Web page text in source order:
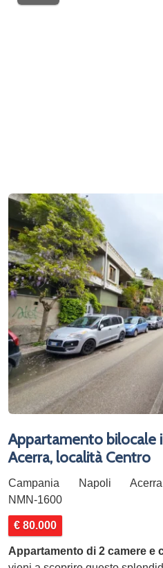
Appartamento bilocale
Acerra, località Centro
Campania Napoli Acerra
NMN-1600
€ 80.000
Appartamento di 2 camere e